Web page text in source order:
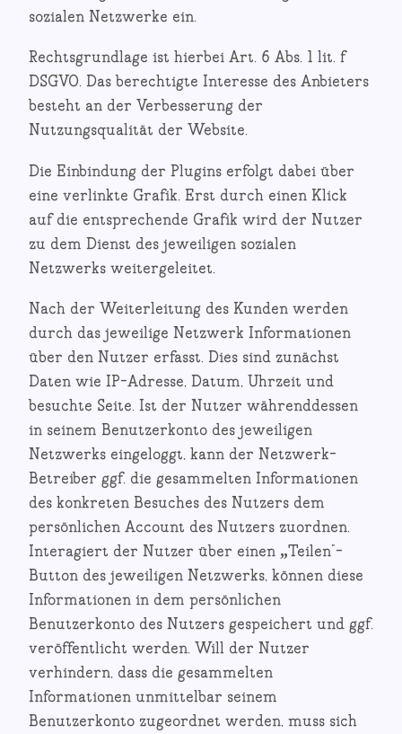
sozialen Netzwerke ein.
Rechtsgrundlage ist hierbei Art. 6 Abs. 1 lit. f
DSGVO. Das berechtigte Interesse des Anbieters
besteht an der Verbesserung der
Nutzungsqualität der Website.
Die Einbindung der Plugins erfolgt dabei über
eine verlinkte Grafik. Erst durch einen Klick
auf die entsprechende Grafik wird der Nutzer
zu dem Dienst des jeweiligen sozialen
Netzwerks weitergeleitet.
Nach der Weiterleitung des Kunden werden
durch das jeweilige Netzwerk Informationen
über den Nutzer erfasst. Dies sind zunächst
Daten wie IP-Adresse, Datum, Uhrzeit und
besuchte Seite. Ist der Nutzer währenddessen
in seinem Benutzerkonto des jeweiligen
Netzwerks eingeloggt, kann der Netzwerk-
Betreiber ggf. die gesammelten Informationen
des konkreten Besuches des Nutzers dem
persönlichen Account des Nutzers zuordnen.
Interagiert der Nutzer über einen „Teilen“-
Button des jeweiligen Netzwerks, können diese
Informationen in dem persönlichen
Benutzerkonto des Nutzers gespeichert und ggf.
veröffentlicht werden. Will der Nutzer
verhindern, dass die gesammelten
Informationen unmittelbar seinem
Benutzerkonto zugeordnet werden, muss sich